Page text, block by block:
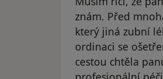
znám. Před
který jiná zubní
ordinaci se
cestou chtěla